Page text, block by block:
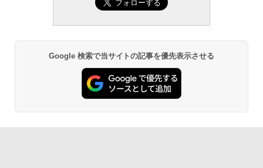
Google 検索で当サイトの記事を優先表示させる